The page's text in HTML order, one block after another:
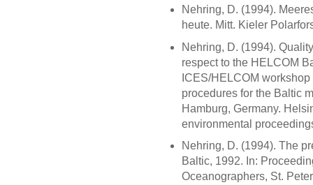
Nehring, D. (1994).
heute. Mitt. Kieler
Nehring, D. (1994).
respect to the HELCOM
ICES/HELCOM
procedures for the Baltic
Hamburg, Germany.
environmental
Nehring, D. (1994). The
Baltic, 1992. In:
Oceanographers, St.